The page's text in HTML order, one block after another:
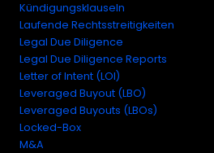
Kündigungsklauseln
Laufende Rechtsstreitigkeiten
Legal Due Diligence
Legal Due Diligence Reports
Letter of Intent (LOI)
Leveraged Buyout (LBO)
Leveraged Buyouts (LBOs)
Locked-Box
M&A